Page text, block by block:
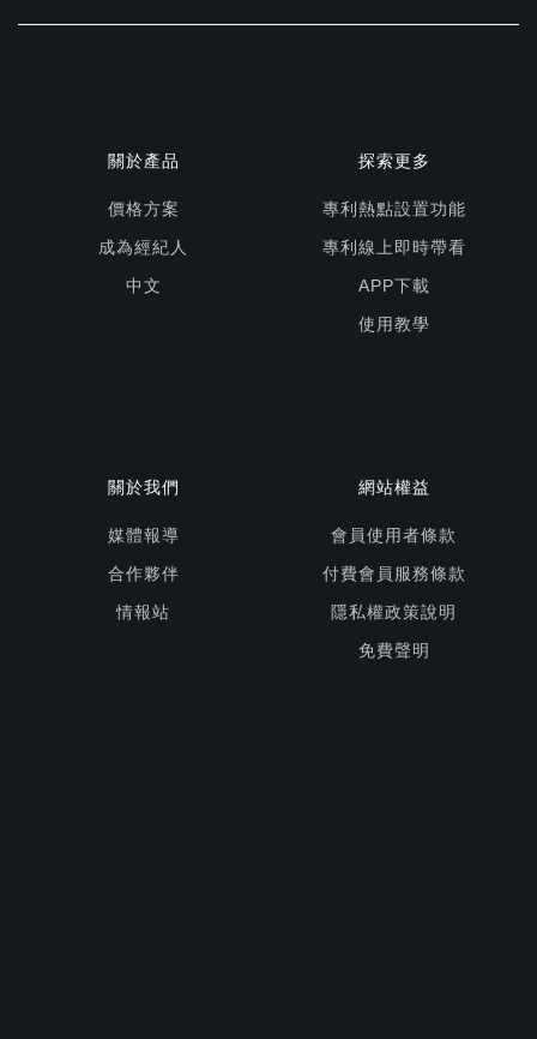
關於產品
價格方案
成為經紀人
中文
探索更多
專利熱點設置功能
專利線上即時帶看
APP下載
使用教學
關於我們
媒體報導
合作夥伴
情報站
網站權益
會員使用者條款
付費會員服務條款
隱私權政策說明
免費聲明